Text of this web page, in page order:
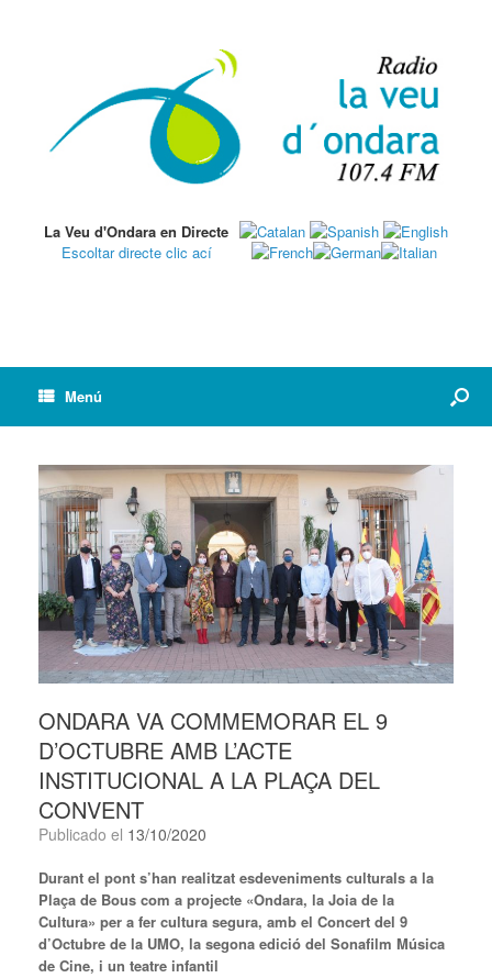
La Veu d'Ondara en Directe
Escoltar directe clic ací
Menú
ONDARA VA COMMEMORAR EL 9
D’OCTUBRE AMB L’ACTE
INSTITUCIONAL A LA PLAÇA DEL
CONVENT
Publicado el 13/10/2020
Durant el pont s’han realitzat esdeveniments culturals a la
Plaça de Bous com a projecte «Ondara, la Joia de la
Cultura» per a fer cultura segura, amb el Concert del 9
d’Octubre de la UMO, la segona edició del Sonafilm Música
de Cine, i un teatre infantil